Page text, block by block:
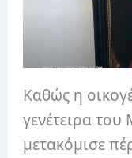
Καθώς η
γενέτειρα του
μετακόμισε